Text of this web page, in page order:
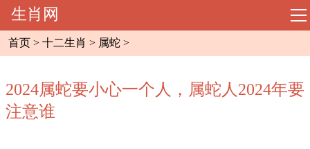
导
生肖网
起名大全
首页 > 十二生肖 > 属蛇 >
2024属蛇要小心一个人，属蛇人2024年要
注意谁